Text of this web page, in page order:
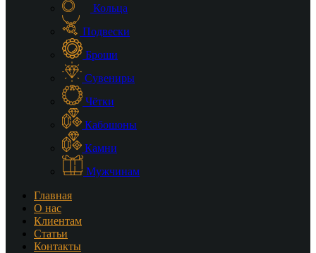
Кольца
Подвески
Броши
Сувениры
Чётки
Кабошоны
Камни
Мужчинам
Главная
О нас
Клиентам
Статьи
Контакты